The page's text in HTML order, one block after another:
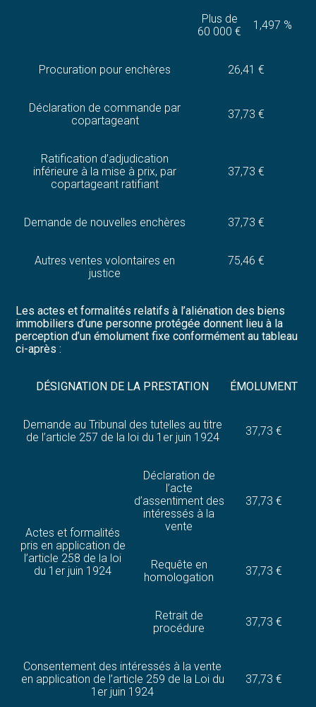
Plus de
60 000 €
1,497 %
Procuration pour enchères 26,41 €
Déclaration de commande par
copartageant
37,73 €
Ratification d’adjudication
inférieure à la mise à prix, par
copartageant ratifiant
37,73 €
Demande de nouvelles enchères 37,73 €
Autres ventes volontaires en
justice
75,46 €
Les actes et formalités relatifs à l’aliénation des biens
immobiliers d’une personne protégée donnent lieu à la
perception d’un émolument fixe conformément au tableau
ci-après :
DÉSIGNATION DE LA PRESTATION ÉMOLUMENT
Demande au Tribunal des tutelles au titre
de l’article 257 de la loi du 1er juin 1924
37,73 €
Actes et formalités
pris en application de
l’article 258 de la loi
du 1er juin 1924
Déclaration de
l’acte
d’assentiment des
intéressés à la
vente
37,73 €
Requête en
homologation
37,73 €
Retrait de
procédure
37,73 €
Consentement des intéressés à la vente
en application de l’article 259 de la Loi du
1er juin 1924
37,73 €